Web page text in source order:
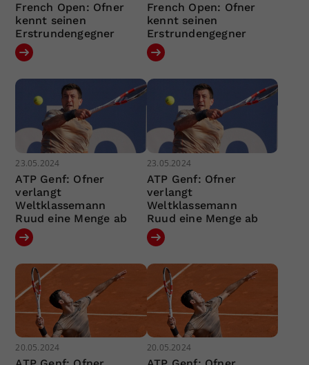
French Open: Ofner
kennt seinen
Erstrundengegner
French Open: Ofner
kennt seinen
Erstrundengegner
23.05.2024
ATP Genf: Ofner
verlangt
Weltklassemann
Ruud eine Menge ab
23.05.2024
ATP Genf: Ofner
verlangt
Weltklassemann
Ruud eine Menge ab
20.05.2024 20.05.2024